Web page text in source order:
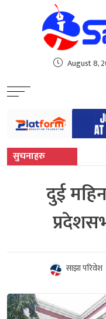
sweet bonanza
August 8,
सुचनाहरु
दुई
साझा परिवेश